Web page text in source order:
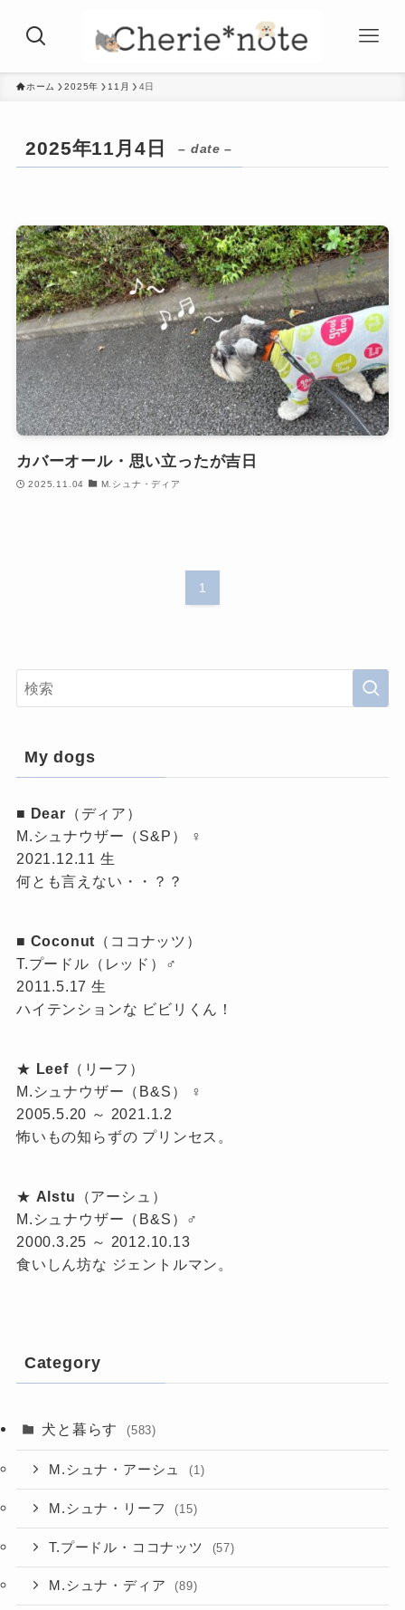
ホーム 2025年 11月 4日
2025年11月4日 – date –
カバーオール・思い立ったが吉日
2025.11.04 M.シュナ・ディア
1
My dogs
■ Dear （ディア）
M.シュナウザー（S&P） ♀
2021.12.11 生
何とも言えない・・？？
■ Coconut （ココナッツ）
T.プードル（レッド）♂
2011.5.17 生
ハイテンションな ビビリくん！
★ Leef（リーフ）
M.シュナウザー（B&S） ♀
2005.5.20 ～ 2021.1.2
怖いもの知らずの プリンセス。
★ Alstu （アーシュ）
M.シュナウザー（B&S）♂
2000.3.25 ～ 2012.10.13
食いしん坊な ジェントルマン。
Category
犬と暮らす (583)
M.シュナ・アーシュ (1)
M.シュナ・リーフ (15)
T.プードル・ココナッツ (57)
M.シュナ・ディア (89)